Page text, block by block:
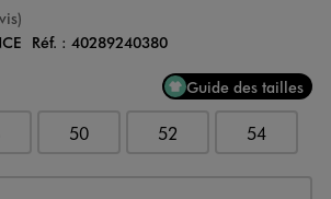
Réf. : 40289240380
Guide des tailles
50 52 54